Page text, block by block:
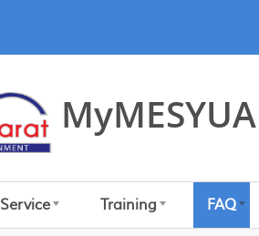
Service Training FAQ